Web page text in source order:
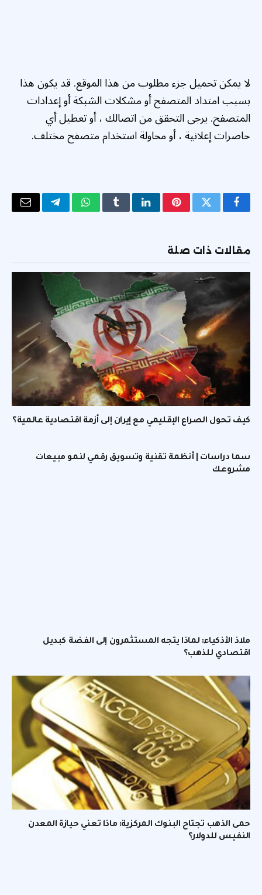
لا يمكن تحميل جزء مطلوب من هذا الموقع. قد يكون هذا
بسبب امتداد المتصفح أو مشكلات الشبكة أو إعدادات
المتصفح. يرجى التحقق من اتصالك ، أو تعطيل أي
حاصرات إعلانية ، أو محاولة استخدام متصفح مختلف.
فيسبوكتويتر بينتيريستلينكدإنTumblrواتسابتيلقرامالبريد
مقالات ذات صلة
كيف تحول الصراع الإقليمي مع إيران إلى أزمة اقتصادية عالمية؟
سما دراسات | أنظمة تقنية وتسويق رقمي لنمو مبيعات
مشروعك
ملاذ الأذكياء: لماذا يتجه المستثمرون إلى الفضة كبديل
اقتصادي للذهب؟
حمى الذهب تجتاح البنوك المركزية: ماذا تعني حيازة المعدن
النفيس للدولار؟